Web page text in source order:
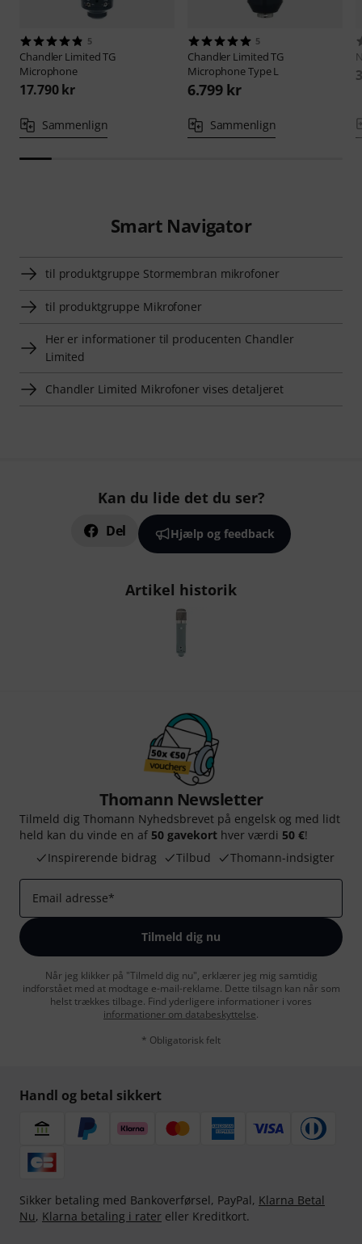
5
Chandler LimitedTG
Microphone
17.790 kr
Sammenlign
5
Chandler LimitedTG
Microphone Type L
6.799 kr
Sammenlign
Smart Navigator
til produktgruppe Stormembran mikrofoner
til produktgruppe Mikrofoner
Her er informationer til producenten Chandler
Limited
Chandler Limited Mikrofoner vises detaljeret
Kan du lide det du ser?
Del Hjælp og feedback
Artikel historik
Thomann Newsletter
Tilmeld dig Thomann Nyhedsbrevet på engelsk og med lidt
held kan du vinde en af 50 gavekort hver værdi 50 €!
Inspirerende bidrag
Tilbud Thomann-indsigter
Email adresse*
Tilmeld dig nu
Når jeg klikker på "Tilmeld dig nu", erklærer jeg mig samtidig
indforstået med at modtage e-mail-reklame. Dette tilsagn kan når som
helst trækkes tilbage. Find yderligere informationer i vores
informationer om databeskyttelse.
* Obligatorisk felt
Handl og betal sikkert
Sikker betaling med Bankoverførsel, PayPal, Klarna Betal
Nu, Klarna betaling i rater eller Kreditkort.